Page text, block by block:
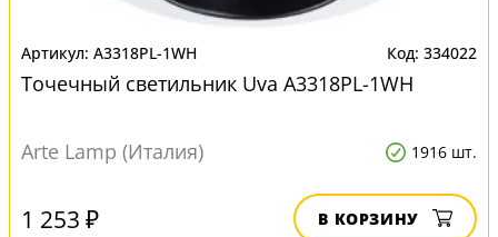
A3318PL-1WH 334022
Точечный светильник Uva A3318PL-1WH
Arte Lamp (Италия) 1916 шт.
1 253 ₽ В КОРЗИНУ